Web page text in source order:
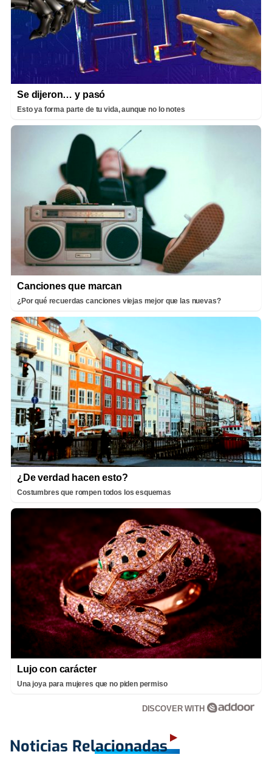
Se dijeron… y pasó
Esto ya forma parte de tu vida, aunque no lo notes
Canciones que marcan
¿Por qué recuerdas canciones viejas mejor que las nuevas?
¿De verdad hacen esto?
Costumbres que rompen todos los esquemas
Lujo con carácter
Una joya para mujeres que no piden permiso
DISCOVER WITH
Noticias Relacionadas